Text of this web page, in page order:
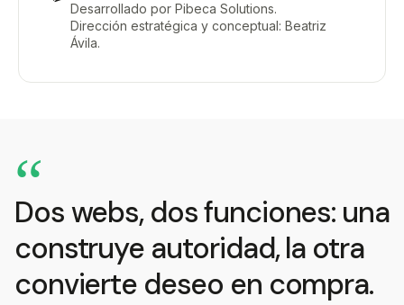
Desarrollado por Pibeca Solutions.
Dirección estratégica y conceptual: Beatriz
Ávila.
“
Dos webs, dos funciones: una
construye autoridad, la otra
convierte deseo en compra.